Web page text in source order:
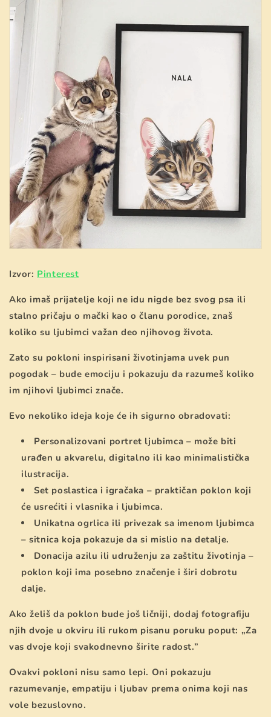
Izvor: Pinterest
Ako imaš prijatelje koji ne idu nigde bez svog psa ili
stalno pričaju o mački kao o članu porodice, znaš
koliko su ljubimci važan deo njihovog života.
Zato su pokloni inspirisani životinjama uvek pun
pogodak – bude emociju i pokazuju da razumeš koliko
im njihovi ljubimci znače.
Evo nekoliko ideja koje će ih sigurno obradovati:
Personalizovani portret ljubimca – može biti
urađen u akvarelu, digitalno ili kao minimalistička
ilustracija.
Set poslastica i igračaka – praktičan poklon koji
će usrećiti i vlasnika i ljubimca.
Unikatna ogrlica ili privezak sa imenom ljubimca
– sitnica koja pokazuje da si mislio na detalje.
Donacija azilu ili udruženju za zaštitu životinja –
poklon koji ima posebno značenje i širi dobrotu
dalje.
Ako želiš da poklon bude još ličniji, dodaj fotografiju
njih dvoje u okviru ili rukom pisanu poruku poput: „Za
vas dvoje koji svakodnevno širite radost.”
Ovakvi pokloni nisu samo lepi. Oni pokazuju
razumevanje, empatiju i ljubav prema onima koji nas
vole bezuslovno.